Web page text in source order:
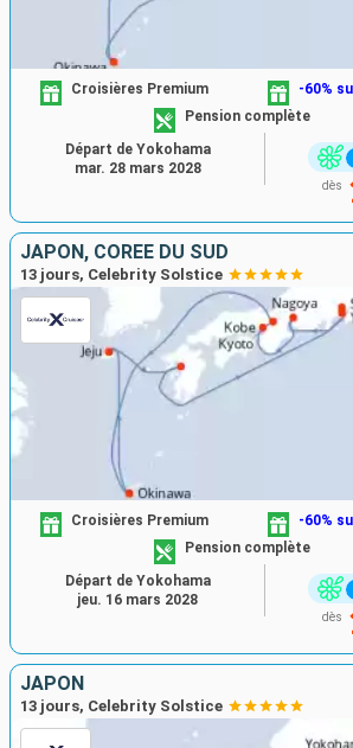
Croisières Premium
-60%
Pension complète
dès
Départ de Yokohama
mar. 28 mars 2028
JAPON, CORÉE DU SUD
13 jours, Celebrity Solstice
Croisières Premium
-60%
Pension complète
dès
Départ de Yokohama
jeu. 16 mars 2028
JAPON
13 jours, Celebrity Solstice